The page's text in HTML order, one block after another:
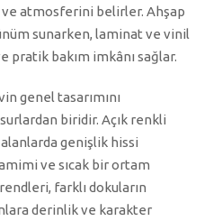
ve atmosferini belirler. Ahşap
sunarken, laminat ve vinil
pratik bakım imkânı sağlar.
genel tasarımını
biridir. Açık renkli
genişlik hissi
ve sıcak bir ortam
farklı dokuların
derinlik ve karakter